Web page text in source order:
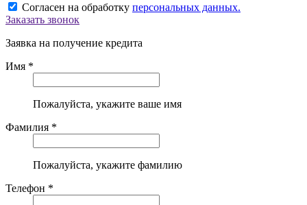
Согласен на обработку персональных данных.
Заказать звонок
Заявка на получение кредита
Имя *
Пожалуйста, укажите ваше имя
Фамилия *
Пожалуйста, укажите фамилию
Телефон *